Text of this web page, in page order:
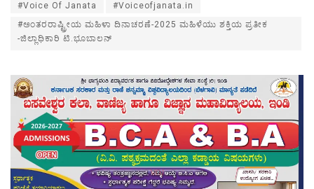
#Voice Of Janata
#Voiceofjanata.in
#ಅಂತರರಾಷ್ಟ್ರೀಯ ಮಹಿಳಾ ದಿನಾಚರಣೆ-2025 ಮಹಿಳೆಯು ಶಕ್ತಿಯ ಪ್ರತೀಕ
-ಜಿಲ್ಲಾಧಿಕಾರಿ ಟಿ.ಭೂಬಾಲನ್